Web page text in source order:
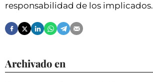
responsabilidad de los implicados.
Archivado en